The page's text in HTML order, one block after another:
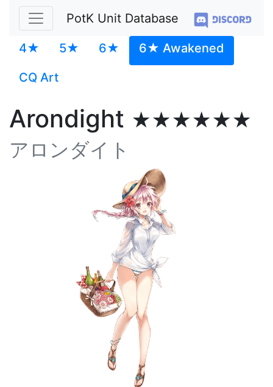
PotK Unit Database
4★ 5★ 6★
6★ Awakened
CQ Art
Arondight ★★★★★★
アロンダイト